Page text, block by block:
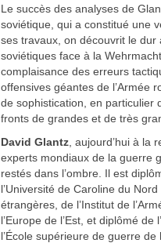
Le succès des analyses de
soviétique, qui a constitué une
ses travaux, on découvrit le dur
soviétiques face à la
complaisance des erreurs
offensives géantes de l’Armée
de sophistication, en particulier
fronts de grandes et de très
David Glantz, aujourd’hui à la
experts mondiaux de la guerre
restés dans l’ombre. Il est
l’Université de Caroline du
étrangères, de l’Institut de
l’Europe de l’Est, et diplômé
l’École supérieure de guerre